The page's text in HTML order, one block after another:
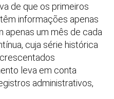
de que os primeiros
informações apenas
apenas um mês de cada
cuja série histórica
leva em conta
administrativos,